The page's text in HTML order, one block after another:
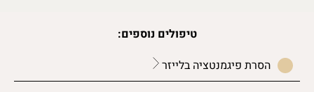
טיפולים נוספים:
הסרת פיגמנטציה בלייזר